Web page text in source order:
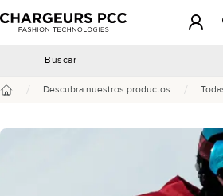
Chargeurs PCC
Buscar
/ Descubra nuestros productos /